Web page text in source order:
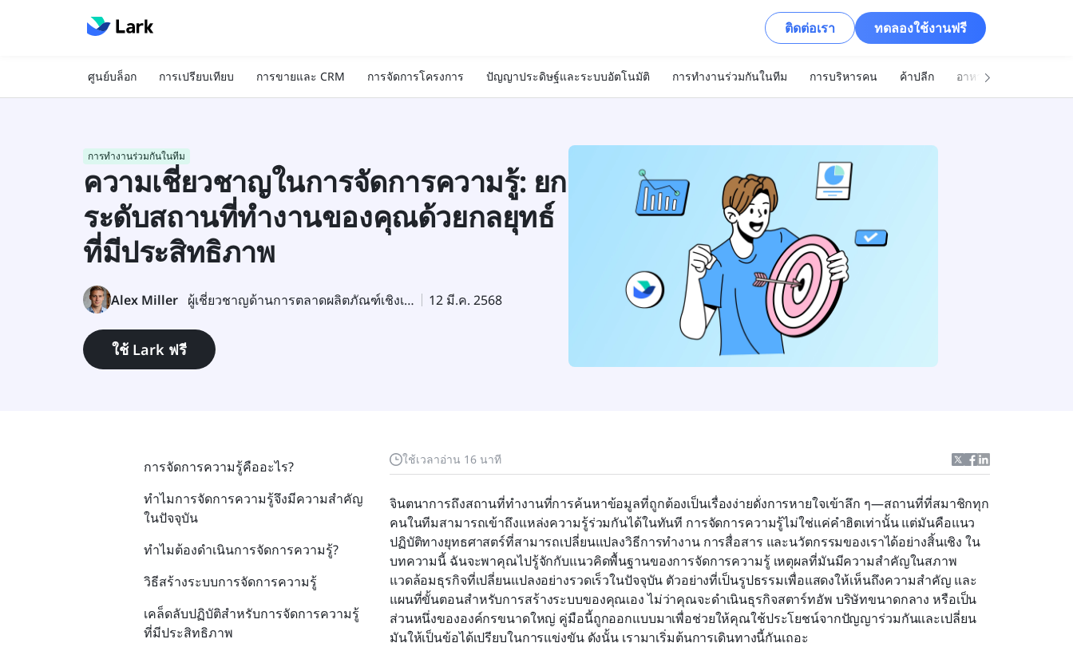
ติดต่อเรา ทดลองใช้งานฟรี
ศูนย์บล็อก การเปรียบเทียบ การขายและ CRM การจัดการโครงการ ปัญญาประดิษฐ์และระบบอัตโนมัติ การทำงานร่วมกันในทีม การบริหารคน ค้าปลีก อาหารและเครื่องดื่ม
การทำงานร่วมกันในทีม
ความเชี่ยวชาญในการจัดการความรู้: ยก
ระดับสถานที่ทำงานของคุณด้วยกลยุทธ์
ที่มีประสิทธิภาพ
Alex Miller ผู้เชี่ยวชาญด้านการตลาดผลิตภัณฑ์เชิงเทคนิค 12 มี.ค. 2568
ใช้ Lark ฟรี
ใช้เวลาอ่าน 16 นาที
จินตนาการถึงสถานที่ทำงานที่การค้นหาข้อมูลที่ถูกต้องเป็นเรื่องง่ายดั่งการหายใจเข้าลึก ๆ—สถานที่ที่สมาชิกทุก
คนในทีมสามารถเข้าถึงแหล่งความรู้ร่วมกันได้ในทันที การจัดการความรู้ไม่ใช่แค่คำฮิตเท่านั้น แต่มันคือแนว
ปฏิบัติทางยุทธศาสตร์ที่สามารถเปลี่ยนแปลงวิธีการทำงาน การสื่อสาร และนวัตกรรมของเราได้อย่างสิ้นเชิง ใน
บทความนี้ ฉันจะพาคุณไปรู้จักกับแนวคิดพื้นฐานของการจัดการความรู้ เหตุผลที่มันมีความสำคัญในสภาพ
แวดล้อมธุรกิจที่เปลี่ยนแปลงอย่างรวดเร็วในปัจจุบัน ตัวอย่างที่เป็นรูปธรรมเพื่อแสดงให้เห็นถึงความสำคัญ และ
แผนที่ขั้นตอนสำหรับการสร้างระบบของคุณเอง ไม่ว่าคุณจะดำเนินธุรกิจสตาร์ทอัพ บริษัทขนาดกลาง หรือเป็น
ส่วนหนึ่งขององค์กรขนาดใหญ่ คู่มือนี้ถูกออกแบบมาเพื่อช่วยให้คุณใช้ประโยชน์จากปัญญาร่วมกันและเปลี่ยน
มันให้เป็นข้อได้เปรียบในการแข่งขัน ดังนั้น เรามาเริ่มต้นการเดินทางนี้กันเถอะ
การจัดการความรู้คืออะไร?
ทำไมการจัดการความรู้จึงมีความสำคัญ
ในปัจจุบัน
ทำไมต้องดำเนินการจัดการความรู้?
วิธีสร้างระบบการจัดการความรู้
เคล็ดลับปฏิบัติสำหรับการจัดการความรู้
ที่มีประสิทธิภาพ